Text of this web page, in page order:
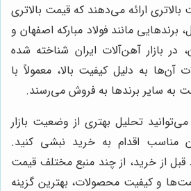
ارائه می‌دهند که قیمت بالاتری
برندهایی مانند فولاد مبارکه اصفهان و
بازار آهن‌آلات ایران شناخته شده
به دلیل کیفیت بالا، معمولاً با
به سایر برندها به فروش می‌رسند.
تحلیل بهتری از وضعیت بازار
مناسب اقدام به خرید نبشی کنید.
از خرید، از چند منبع مختلف قیمت
و کیفیت محصولات، بهترین گزینه